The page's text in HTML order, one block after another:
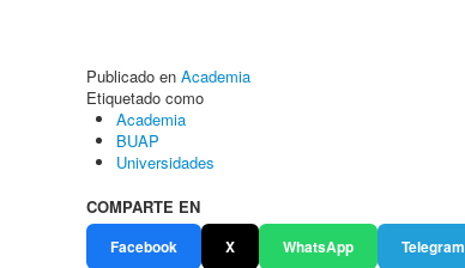
Publicado en Academia
Etiquetado como
Academia
BUAP
Universidades
COMPARTE EN
Facebook X WhatsApp Telegram